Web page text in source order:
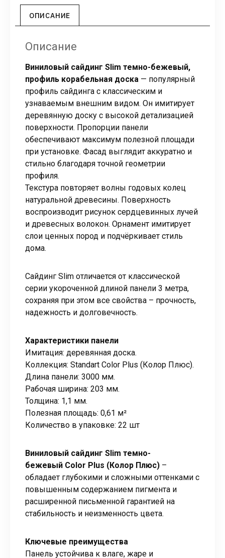
ОПИСАНИЕ
Описание
Виниловый сайдинг Slim темно-бежевый,
профиль корабельная доска — популярный
профиль сайдинга с классическим и
узнаваемым внешним видом. Он имитирует
деревянную доску с высокой детализацией
поверхности. Пропорции панели
обеспечивают максимум полезной площади
при установке. Фасад выглядит аккуратно и
стильно благодаря точной геометрии
профиля.
Текстура повторяет волны годовых колец
натуральной древесины. Поверхность
воспроизводит рисунок сердцевинных лучей
и древесных волокон. Орнамент имитирует
слои ценных пород и подчёркивает стиль
дома.
Сайдинг Slim отличается от классической
серии укороченной длиной панели 3 метра,
сохраняя при этом все свойства – прочность,
надежность и долговечность.
Характеристики панели
Имитация: деревянная доска.
Коллекция: Standart Color Plus (Колор Плюс).
Длина панели: 3000 мм.
Рабочая ширина: 203 мм.
Толщина: 1,1 мм.
Полезная площадь: 0,61 м²
Количество в упаковке: 22 шт
Виниловый сайдинг Slim темно-
бежевый Color Plus (Колор Плюс) –
обладает глубокими и сложными оттенками с
повышенным содержанием пигмента и
расширенной письменной гарантией на
стабильность и неизменность цвета.
Ключевые преимущества
Панель устойчива к влаге, жаре и